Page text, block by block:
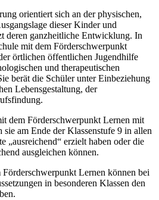
orientiert sich an der physischen,
dieser Kinder und
deren ganzheitliche Entwicklung. In
mit dem Förderschwerpunkt
örtlichen öffentlichen Jugendhilfe
und therapeutischen
berät die Schüler unter Einbeziehung
Lebensgestaltung, der
dem Förderschwerpunkt Lernen mit
sie am Ende der Klassenstufe 9 in allen
„ausreichend“ erzielt haben oder die
ausgleichen können.
Förderschwerpunkt Lernen können bei
in besonderen Klassen den